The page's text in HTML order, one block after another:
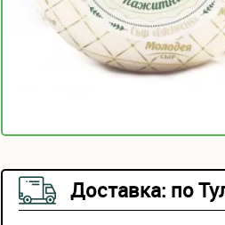
Доставка: по